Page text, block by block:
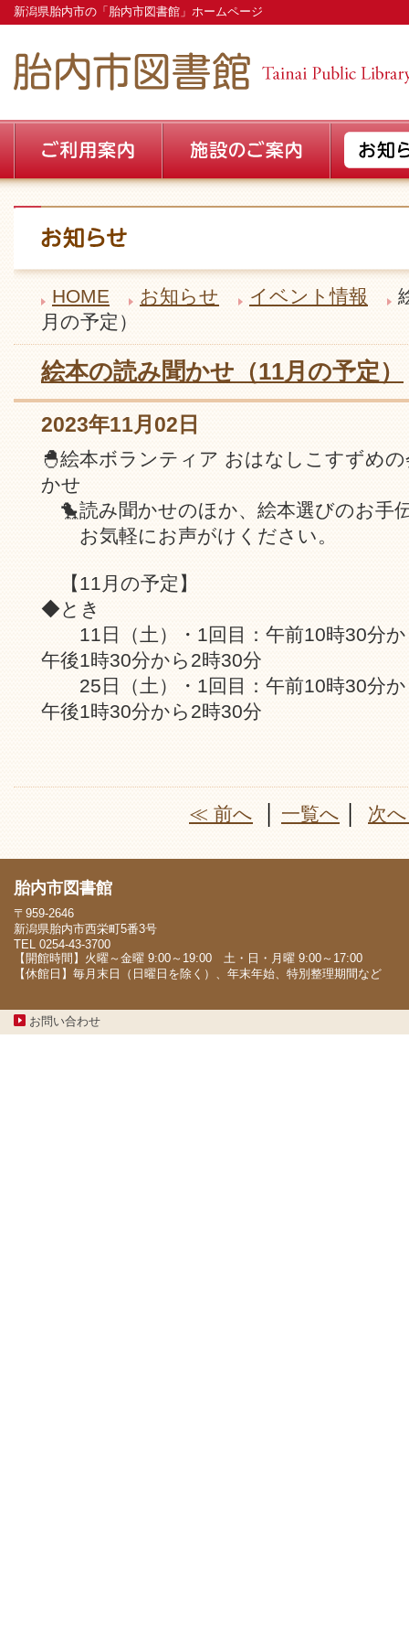
新潟県胎内市の「胎内市図書館」ホームページ
HOME お知らせ イベント情報
月の予定）
絵本の読み聞かせ（11月の予定）
2023年11月02日
🐣絵本ボランティア おはなしこすずめ
かせ
🐤読み聞かせのほか、絵本選びのお手
お気軽にお声がけください。
【11月の予定】
◆とき
11日（土）・1回目：午前10時30分か
午後1時30分から2時30分
25日（土）・1回目：午前10時30分か
午後1時30分から2時30分
≪ 前へ 一覧へ 次
胎内市図書館
〒959-2646
新潟県胎内市西栄町5番3号
TEL 0254-43-3700
【開館時間】火曜～金曜 9:00～19:00 土・日・月曜 9:00～17:00
【休館日】毎月末日（日曜日を除く）、年末年始、特別整理期間など
お問い合わせ